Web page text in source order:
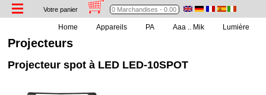
Votre panier
Home Appareils PA Aaa .. Mik Lumière
Projecteurs
Projecteur spot à LED LED-10SPOT